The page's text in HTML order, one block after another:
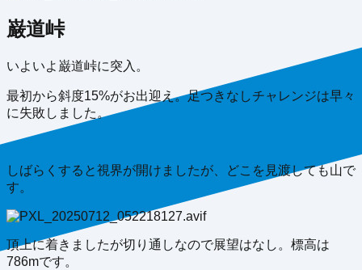
巌道峠
いよいよ巌道峠に突入。
最初から斜度15%がお出迎え。足つきなしチャレンジは早々
に失敗しました。
しばらくすると視界が開けましたが、どこを見渡しても山で
す。
頂上に着きましたが切り通しなので展望はなし。標高は
786mです。